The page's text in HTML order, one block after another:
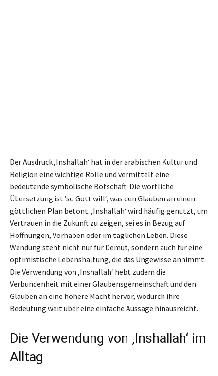
Der Ausdruck ‚Inshallah‘ hat in der arabischen Kultur und
Religion eine wichtige Rolle und vermittelt eine
bedeutende symbolische Botschaft. Die wörtliche
Übersetzung ist ’so Gott will‘, was den Glauben an einen
göttlichen Plan betont. ‚Inshallah‘ wird häufig genutzt, um
Vertrauen in die Zukunft zu zeigen, sei es in Bezug auf
Hoffnungen, Vorhaben oder im täglichen Leben. Diese
Wendung steht nicht nur für Demut, sondern auch für eine
optimistische Lebenshaltung, die das Ungewisse annimmt.
Die Verwendung von ‚Inshallah‘ hebt zudem die
Verbundenheit mit einer Glaubensgemeinschaft und den
Glauben an eine höhere Macht hervor, wodurch ihre
Bedeutung weit über eine einfache Aussage hinausreicht.
Die Verwendung von ‚Inshallah‘ im
Alltag